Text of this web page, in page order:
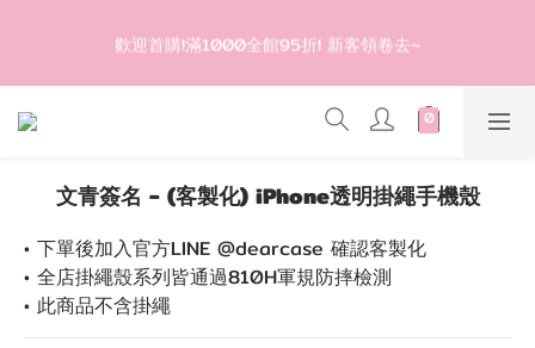
3
1
2
0
4
2
2
0
歡迎首購!滿1000全館95折! 新客領卷去~
登入會員滿$1200超取免運 - 輸入折扣碼：DEAR20
文青簽名 - (客製化) iPhone透明掛繩手機殼
• 下單後加入官方LINE @dearcase 確認客製化
• 全店掛繩殼系列皆通過810H軍規防摔檢測
• 此商品不含掛繩